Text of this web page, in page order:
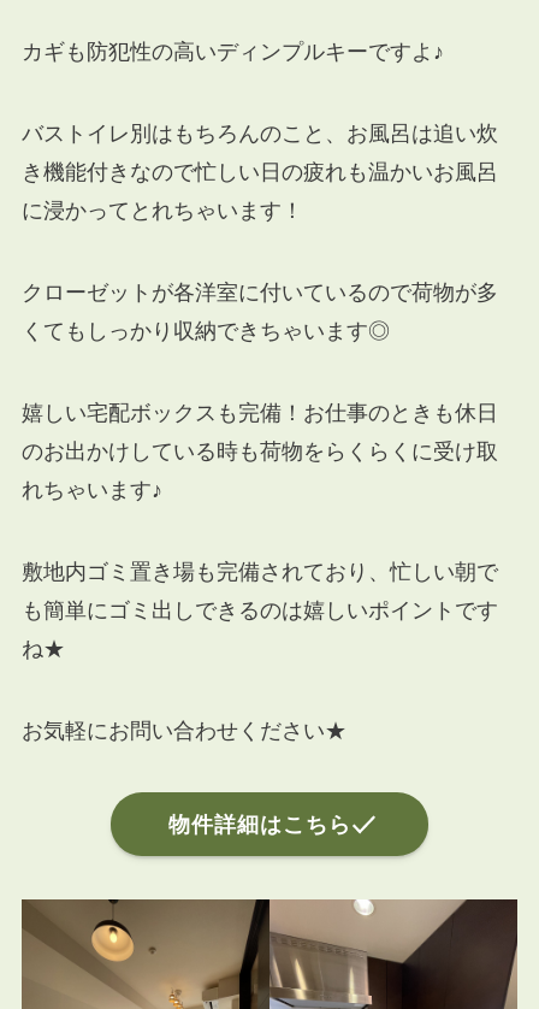
カギも防犯性の高いディンプルキーですよ♪
バストイレ別はもちろんのこと、お風呂は追い炊
き機能付きなので忙しい日の疲れも温かいお風呂
に浸かってとれちゃいます！
クローゼットが各洋室に付いているので荷物が多
くてもしっかり収納できちゃいます◎
嬉しい宅配ボックスも完備！お仕事のときも休日
のお出かけしている時も荷物をらくらくに受け取
れちゃいます♪
敷地内ゴミ置き場も完備されており、忙しい朝で
も簡単にゴミ出しできるのは嬉しいポイントです
ね★
お気軽にお問い合わせください★
物件詳細はこちら